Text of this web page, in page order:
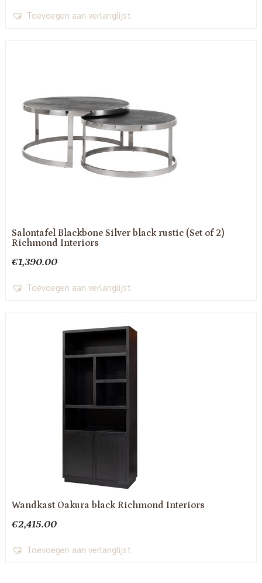
Toevoegen aan verlanglijst
Salontafel Blackbone Silver black rustic (Set of 2)
Richmond Interiors
€1,390.00
Toevoegen aan verlanglijst
Wandkast Oakura black Richmond Interiors
€2,415.00
Toevoegen aan verlanglijst